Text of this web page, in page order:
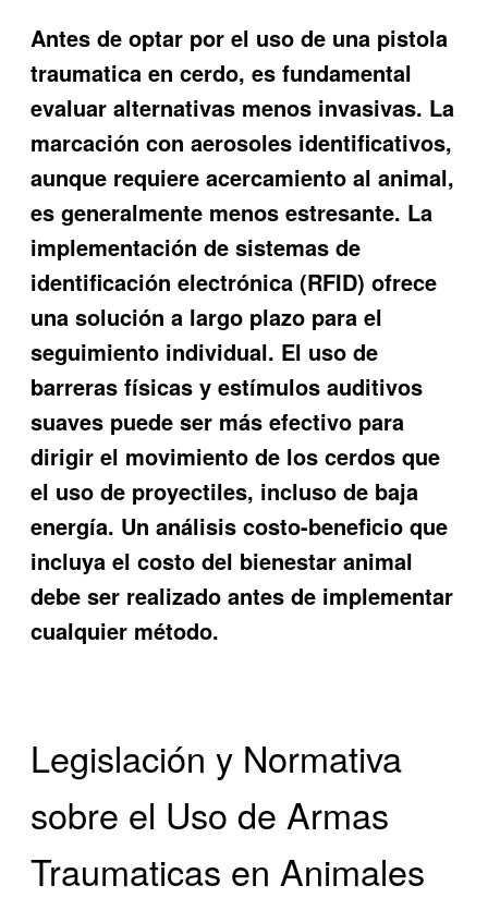
Antes de optar por el uso de una pistola
traumatica en cerdo, es fundamental
evaluar alternativas menos invasivas. La
marcación con aerosoles identificativos,
aunque requiere acercamiento al animal,
es generalmente menos estresante. La
implementación de sistemas de
identificación electrónica (RFID) ofrece
una solución a largo plazo para el
seguimiento individual. El uso de
barreras físicas y estímulos auditivos
suaves puede ser más efectivo para
dirigir el movimiento de los cerdos que
el uso de proyectiles, incluso de baja
energía. Un análisis costo-beneficio que
incluya el costo del bienestar animal
debe ser realizado antes de implementar
cualquier método.
Legislación y Normativa
sobre el Uso de Armas
Traumaticas en Animales